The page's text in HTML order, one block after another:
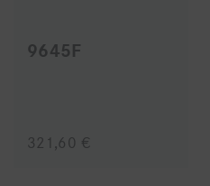
9645F
321,60 €